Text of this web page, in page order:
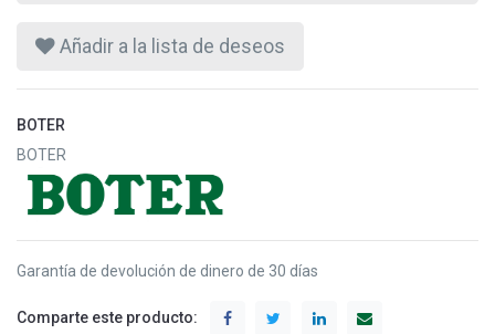
Añadir a la lista de deseos
BOTER
BOTER
Garantía de devolución de dinero de 30 días
Comparte este producto: